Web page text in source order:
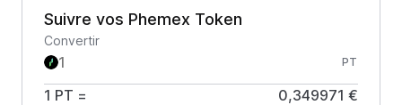
Suivre vos Phemex Token
Convertir
PT
1 PT = 0,349971 €